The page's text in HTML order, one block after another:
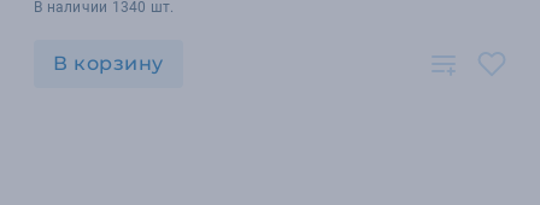
В наличии 1340 шт.
В корзину